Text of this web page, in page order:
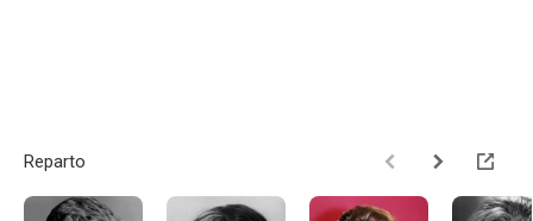
Reparto